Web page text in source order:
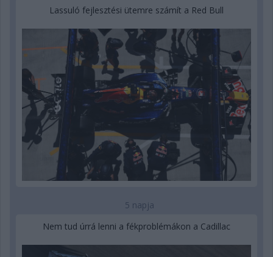
Lassuló fejlesztési ütemre számít a Red Bull
5 napja
Nem tud úrrá lenni a fékproblémákon a Cadillac